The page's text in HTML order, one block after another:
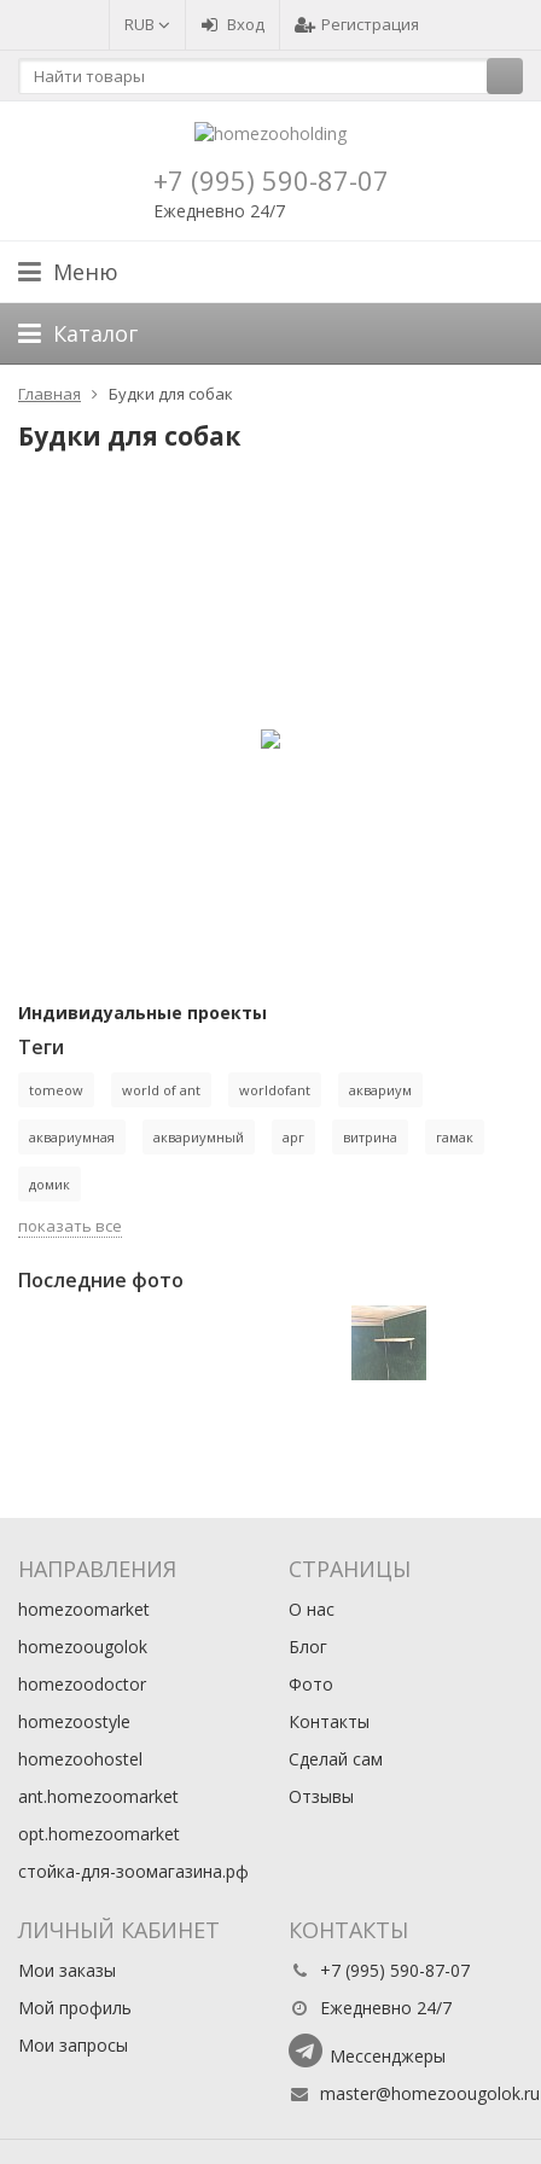
RUB Вход Регистрация
+7 (995) 590-87-07
Ежедневно 24/7
Меню
Каталог
Главная Будки для собак
Будки для собак
Индивидуальные проекты
Теги
tomeow world of ant worldofant аквариум
аквариумная аквариумный арг витрина гамак
домик
показать все
Последние фото
НАПРАВЛЕНИЯ
homezoomarket
homezoougolok
homezoodoctor
homezoostyle
homezoohostel
ant.homezoomarket
opt.homezoomarket
стойка-для-зоомагазина.рф
СТРАНИЦЫ
О нас
Блог
Фото
Контакты
Сделай сам
Отзывы
ЛИЧНЫЙ КАБИНЕТ
Мои заказы
Мой профиль
Мои запросы
КОНТАКТЫ
+7 (995) 590-87-07
Ежедневно 24/7
Мессенджеры
master@homezoougolok.ru